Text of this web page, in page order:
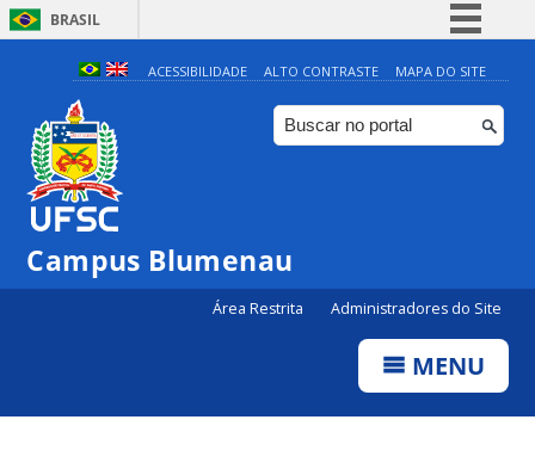
BRASIL
Simplifique!
Comunica BR
Participe
ACESSIBILIDADE ALTO CONTRASTE MAPA DO SITE
Campus Blumenau
Área Restrita Administradores do Site
MENU